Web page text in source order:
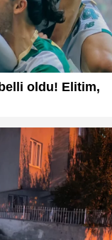
oldu! Elitim,